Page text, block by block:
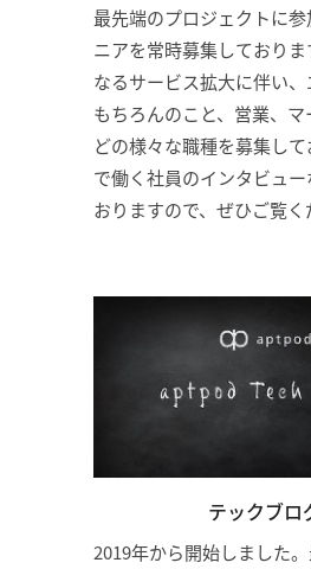
最先端のプロジェクトに
ニアを常時募集しており
なるサービス拡大に伴い
もちろんのこと、営業、
どの様々な職種を募集し
で働く社員のインタビュ
おりますので、ぜひご覧く
テックブロ
2019年から開始しました